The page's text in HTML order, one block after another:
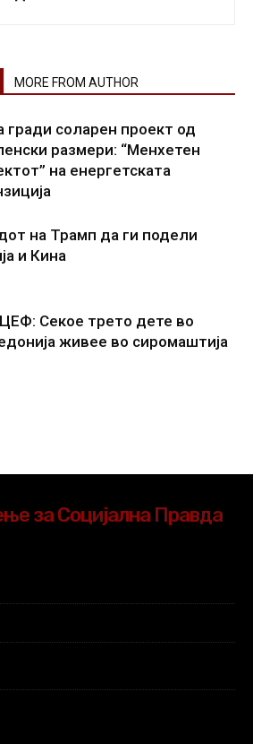
MORE FROM AUTHOR
гради соларен проект од
размери: “Менхетен
на енергетската
на Трамп да ги подели
и Кина
Секое трето дете во
живее во сиромаштија
за Социјална Правда